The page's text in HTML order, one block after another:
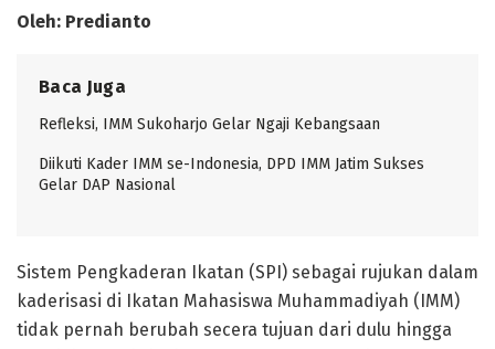
Oleh: Predianto
Baca Juga
Refleksi, IMM Sukoharjo Gelar Ngaji Kebangsaan
Diikuti Kader IMM se-Indonesia, DPD IMM Jatim Sukses
Gelar DAP Nasional
Sistem Pengkaderan Ikatan (SPI) sebagai rujukan dalam
kaderisasi di Ikatan Mahasiswa Muhammadiyah (IMM)
tidak pernah berubah secera tujuan dari dulu hingga